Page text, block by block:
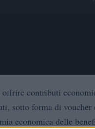
offrire contributi
sotto forma di voucher
economica delle